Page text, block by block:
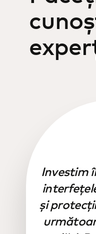
Investim
și